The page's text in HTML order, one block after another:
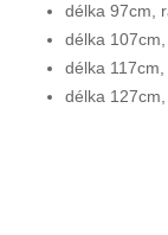
délka 97cm,
délka
délka
délka